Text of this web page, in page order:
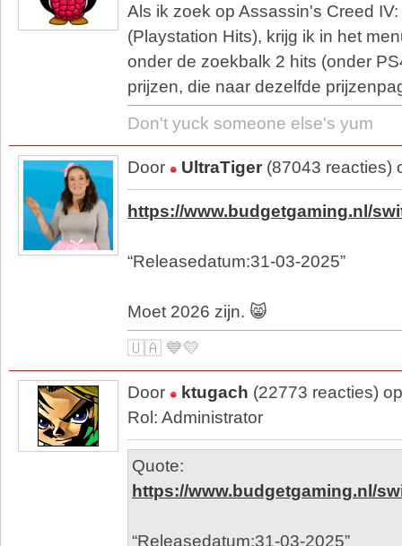
Als ik zoek op Assassin's Creed
(Playstation Hits), krijg ik in het
onder de zoekbalk 2 hits (onder
prijzen, die naar dezelfde
Don't yuck someone else's yum
Door UltraTiger (87043 reacties)
https://www.budgetgaming.nl/
“Releasedatum:31-03-2025”
Moet 2026 zijn. 😸
🇺🇦 💙💛
Door ktugach (22773 reacties)
Rol: Administrator
Quote:
https://www.budgetgaming.nl/
“Releasedatum:31-03-2025”